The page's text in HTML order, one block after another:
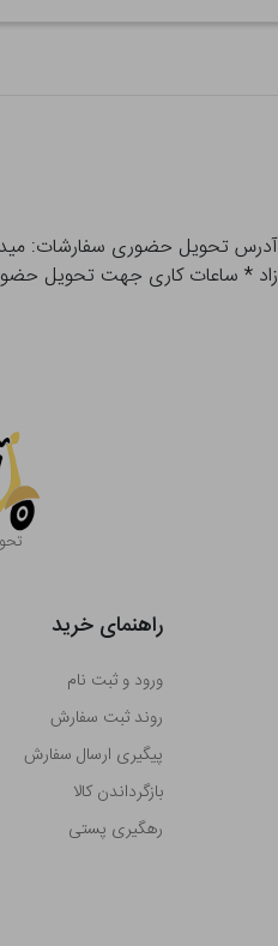
زاد * ساعات کاری جهت تحویل حضوری از فروشگاه و
راهنمای خرید
ورود و ثبت نام
روند ثبت سفارش
پیگیری ارسال سفارش
بازگرداندن کالا
رهگیری پستی